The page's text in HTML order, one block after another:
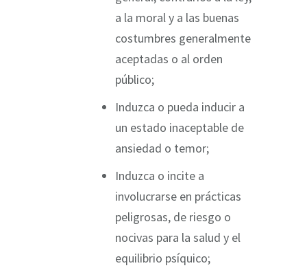
a la moral y a las buenas
costumbres generalmente
aceptadas o al orden
público;
Induzca o pueda inducir a
un estado inaceptable de
ansiedad o temor;
Induzca o incite a
involucrarse en prácticas
peligrosas, de riesgo o
nocivas para la salud y el
equilibrio psíquico;